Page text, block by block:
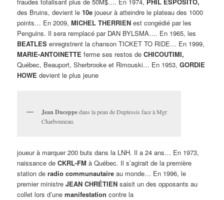
des Bruins, devient le10e joueur à atteindre le plateau des 1000
points… En 2009,MICHEL THERRIEN est congédié par les
Penguins. Il sera remplacé par DAN BYLSMA…. En 1965, les
BEATLES enregistrent la chanson TICKET TO RIDE… En 1999,
MARIE-ANTOINETTE ferme ses restos deCHICOUTIMI,
Québec, Beauport, Sherbrooke et Rimouski… En 1953,GORDIE
HOWE devient le plus jeune
Jean Duceppedans la peau de Duplessis face à Mgr
Charbonneau.
joueur à marquer 200 buts dans la LNH. Il a 24 ans… En 1973,
naissance deCKRL-FM à Québec. Il s’agirait de la première
station deradio communautaire au monde… En 1996, le
premier ministreJEAN CHRÉTIEN saisit un des opposants au
collet lors d’unemanifestation contre la